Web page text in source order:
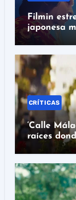
Filmin
japonesa
con
CRÍTICAS
‘Calle
raíces